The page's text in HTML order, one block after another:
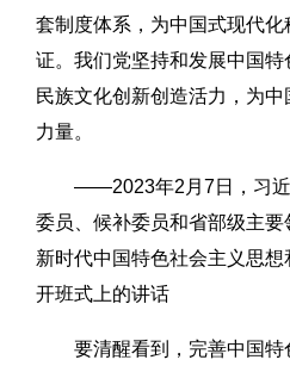
套制度体系，为中国式现代
证。我们党坚持和发展中国
民族文化创新创造活力，为
力量。
——2023年2月7日，习近
委员、候补委员和省部级主
新时代中国特色社会主义思
开班式上的讲话
要清醒看到，完善中国